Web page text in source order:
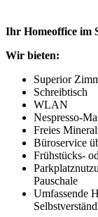
Ihr Homeoffice im
Wir bieten:
Superior
Schreibtisch
WLAN
Nespresso-
Freies
Büroservice
Frühstücks-
Pauschale
Umfassende